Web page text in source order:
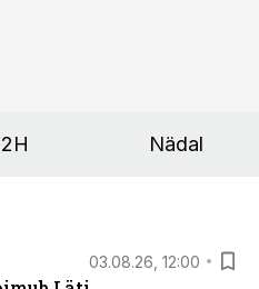
Nädal
03.08.26, 12:00